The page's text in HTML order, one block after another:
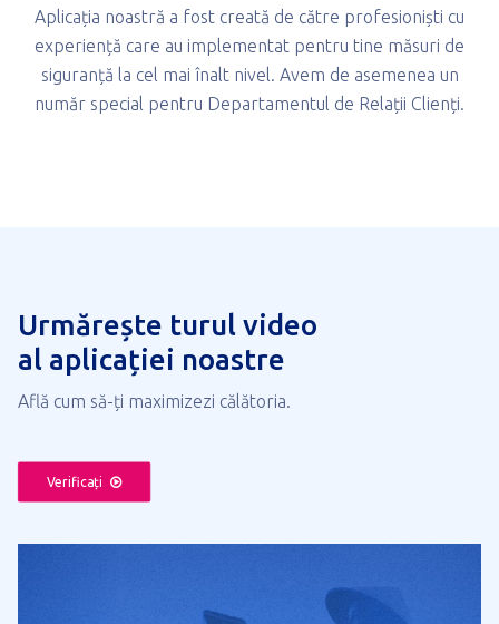
Aplicația noastră a fost creată de către profesioniști cu
experiență care au implementat pentru tine măsuri de
siguranță la cel mai înalt nivel. Avem de asemenea un
număr special pentru Departamentul de Relații Clienți.
Urmărește turul video
al aplicației noastre
Află cum să-ți maximizezi călătoria.
Verificați